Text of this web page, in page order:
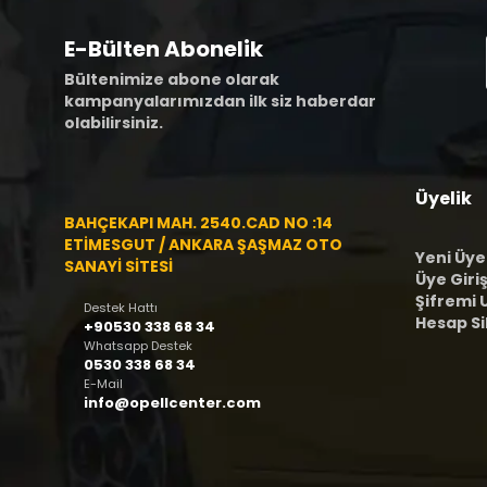
E-Bülten Abonelik
Bültenimize abone olarak
kampanyalarımızdan ilk siz haberdar
olabilirsiniz.
BAHÇEKAPI MAH. 2540.CAD NO :14
ETİMESGUT / ANKARA ŞAŞMAZ OTO
SANAYİ SİTESİ
Destek Hattı
+90530 338 68 34
Whatsapp Destek
0530 338 68 34
E-Mail
info@opellcenter.com
Üyelik
Yeni
Üye
Şifremi
Hesap